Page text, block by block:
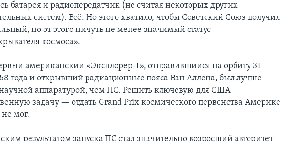
батарея и радиопередатчик (не считая некоторых других
систем). Всё. Но этого хватило, чтобы Советский Союз получил
но от этого ничуть не менее значимый статус
космоса».
американский «Эксплорер-1», отправившийся на орбиту 31
года и открывший радиационные пояса Ван Аллена, был лучше
аппаратурой, чем ПС. Решить ключевую для США
задачу — отдать Grand Prix космического первенства Америке
мог.
результатом запуска ПС стал значительно возросший авторитет